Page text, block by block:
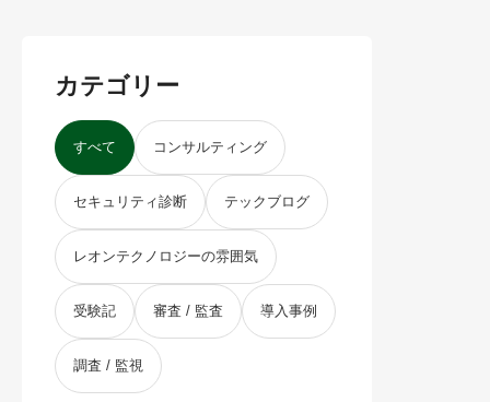
カテゴリー
すべて コンサルティング
セキュリティ診断 テックブログ
レオンテクノロジーの雰囲気
受験記 審査 / 監査 導入事例
調査 / 監視